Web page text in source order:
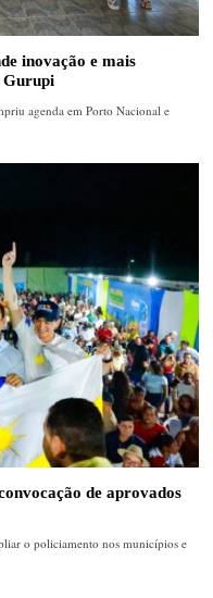
inovação e mais
Gurupi
agenda em Porto Nacional e
de aprovados
o policiamento nos municípios e